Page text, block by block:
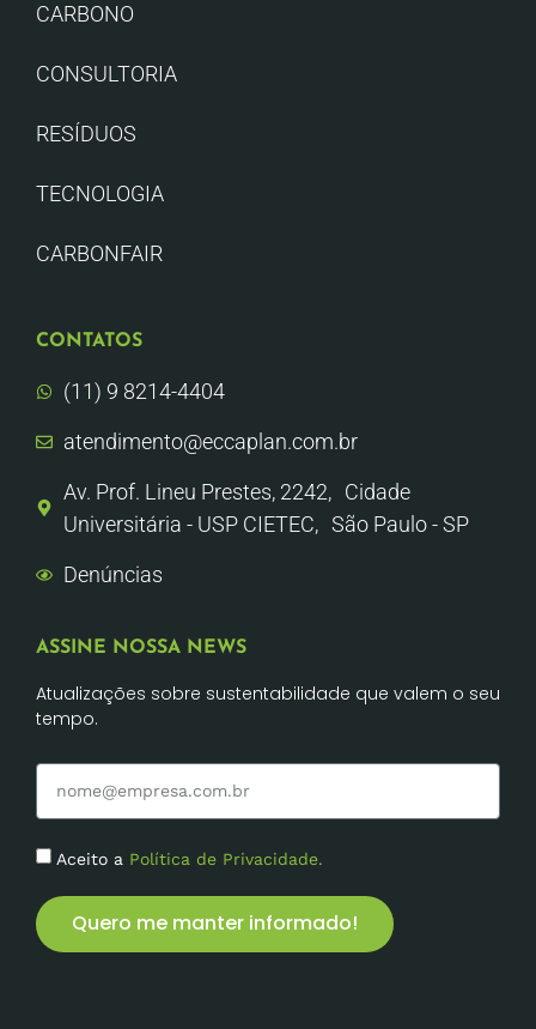
CARBONO
CONSULTORIA
RESÍDUOS
TECNOLOGIA
CARBONFAIR
CONTATOS
(11) 9 8214-4404
atendimento@eccaplan.com.br
Av. Prof. Lineu Prestes, 2242, Cidade
Universitária - USP CIETEC, São Paulo - SP
Denúncias
ASSINE NOSSA NEWS
Atualizações sobre sustentabilidade que valem o seu
tempo.
Aceito a Política de Privacidade.
Quero me manter informado!